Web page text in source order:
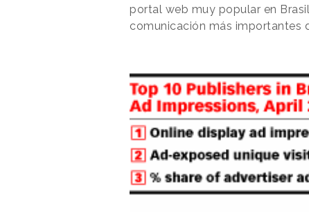
portal web muy popular en
comunicación más importantes